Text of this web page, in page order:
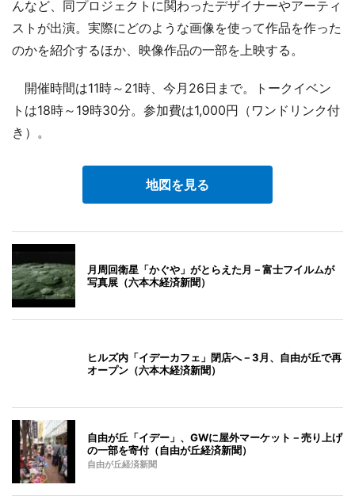
んなど、同プロジェクトに関わったデザイナーやアーティ
ストが出演。実際にどのような画像を使って作品を作った
のかを紹介するほか、映像作品の一部を上映する。
開催時間は11時～21時、今月26日まで。トークイベン
トは18時～19時30分。参加費は1,000円（ワンドリンク付
き）。
地図を見る
月周回衛星「かぐや」がとらえた月－富士フイルムが
写真展（六本木経済新聞）
ヒルズ内「イデーカフェ」閉店へ－3月、自由が丘で再
オープン（六本木経済新聞）
自由が丘「イデー」、GWに屋外マーケット－売り上げ
の一部を寄付（自由が丘経済新聞）
自由が丘経済新聞